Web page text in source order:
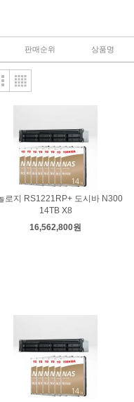
판매순위 상품명
로지 RS1221RP+ 도시바 N300
14TB X8
16,562,800원